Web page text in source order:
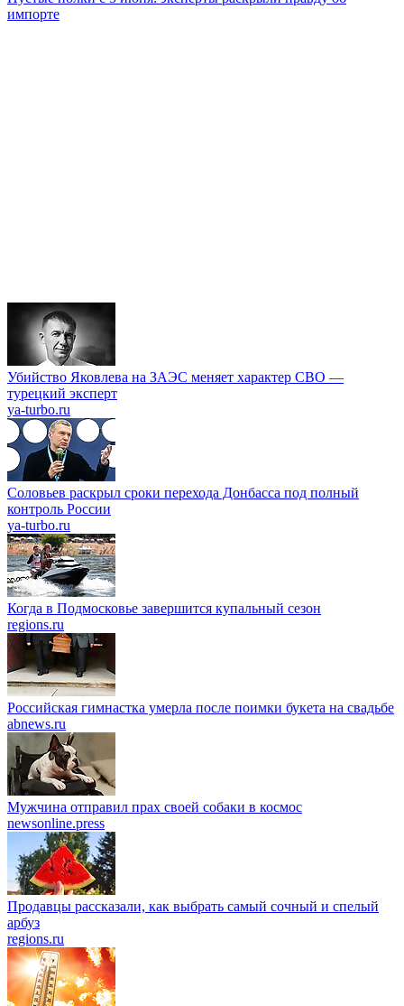
импорте
Убийство Яковлева на ЗАЭС меняет характер СВО —
турецкий эксперт
ya-turbo.ru
Соловьев раскрыл сроки перехода Донбасса под полный
контроль России
ya-turbo.ru
Когда в Подмосковье завершится купальный сезон
regions.ru
Российская гимнастка умерла после поимки букета на свадьбе
abnews.ru
Мужчина отправил прах своей собаки в космос
newsonline.press
Продавцы рассказали, как выбрать самый сочный и спелый
арбуз
regions.ru